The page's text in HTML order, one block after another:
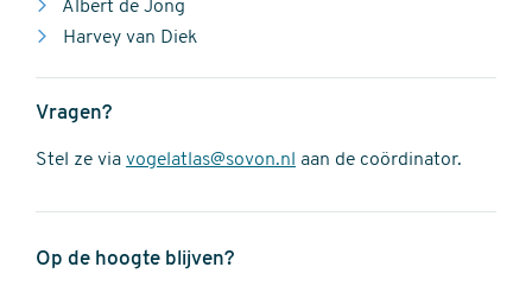
Albert de Jong
Harvey van Diek
Vragen?
Stel ze via vogelatlas@sovon.nl aan de coördinator.
Op de hoogte blijven?